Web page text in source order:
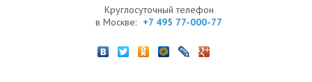
Круглосуточный телефон
в Москве: +7 495 77-000-77